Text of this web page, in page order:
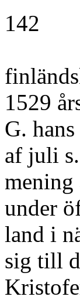
142
1529
G.
af juli
mening
under
land i
sig till